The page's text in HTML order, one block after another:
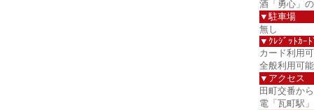
酒「勇心」
▼駐車場
無し
▼ｸﾚｼﾞｯﾄｶｰﾄ
カード利用可
全般利用可能
▼アクセス
田町交番か
電「瓦町駅